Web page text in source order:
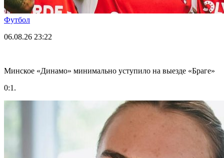
Футбол
06.08.26 23:22
Минское «Динамо» минимально уступило на выезде «Браге»
0:1.